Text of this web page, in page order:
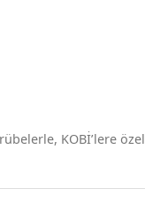
KOBİ’lere özel